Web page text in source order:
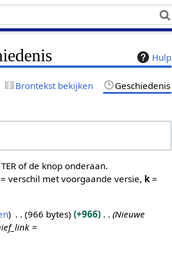
Hulp
Brontekst bekijken Geschiedenis
of de knop onderaan.
= verschil met voorgaande versie, k =
966 bytes +966
Nieuwe
=